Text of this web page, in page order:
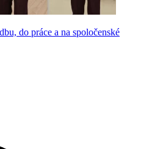
do práce a na spoločenské